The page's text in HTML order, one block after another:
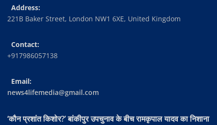
Address:
221B Baker Street, London NW1 6XE, United Kingdom
Contact:
+917986057138
Email:
news4lifemedia@gmail.com
‘कौन प्रशांत किशोर?’ बांकीपुर उपचुनाव के बीच रामकृपाल यादव का निशाना